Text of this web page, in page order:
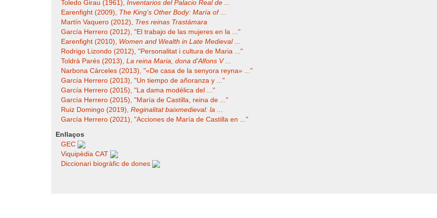
Toledo Girau (1961), Inventarios del Palacio Real de ...
Earenfight (2009), The King's Other Body: María of ...
Martín Vaquero (2012), Tres reinas Trastámara
García Herrero (2012), "El trabajo de las mujeres en la ..."
Earenfight (2010), Women and Wealth in Late Medieval ...
Rodrigo Lizondo (2012), "Personalitat i cultura de Maria ..."
Toldrà Parés (2013), La reina Maria, dona d'Alfons V ...
Narbona Cárceles (2013), "«De casa de la senyora reyna» ..."
García Herrero (2013), "Un tiempo de añoranza y ..."
García Herrero (2015), "La dama modélica del ..."
García Herrero (2015), "María de Castilla, reina de ..."
Ruiz Domingo (2019), Reginalitat baixmedieval: la ...
García Herrero (2021), "Acciones de María de Castilla en ..."
Enllaços
GEC
Viquipèdia CAT
Diccionari biogràfic de dones